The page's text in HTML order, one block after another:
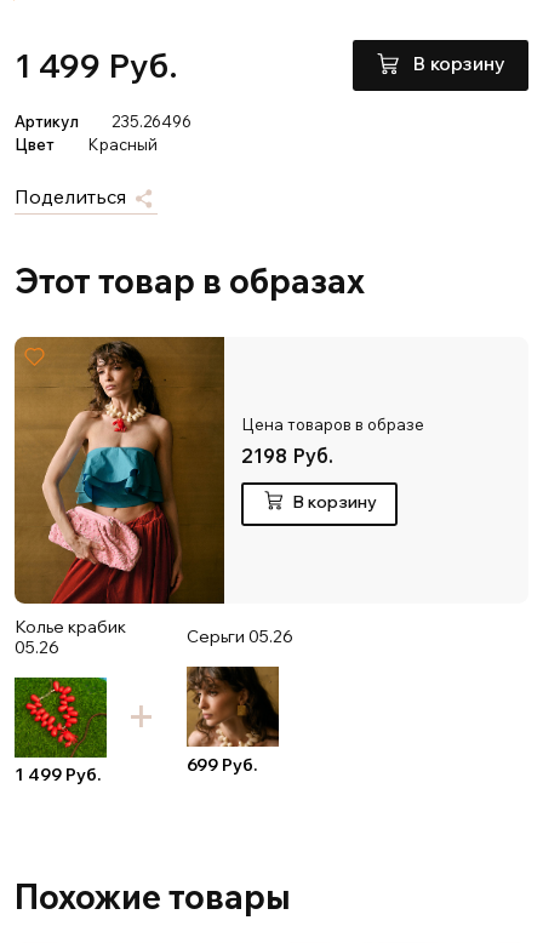
1 499 Руб. В корзину
Артикул
235.26496
Цвет
Красный
Поделиться
Этот товар в образах
Цена товаров в образе
2198 Руб.
В корзину
Колье крабик
05.26
1 499 Руб.
Серьги 05.26
699 Руб.
Похожие товары